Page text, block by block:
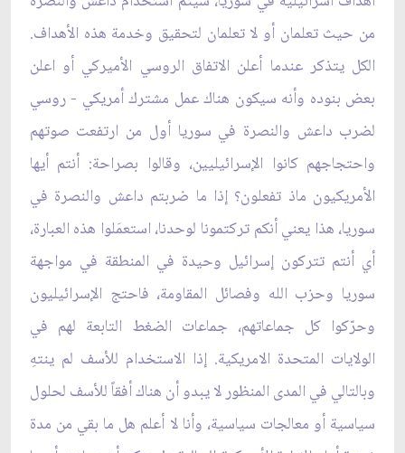
من حيث تعلمان أو لا تعلمان لتحقيق وخدمة هذه الأهداف.
الكل يتذكر عندما أعلن الاتفاق الروسي الأميركي أو اعلن
بعض بنوده وأنه سيكون هناك عمل مشترك أمريكي - روسي
لضرب داعش والنصرة في سوريا أول من ارتفعت صوتهم
واحتجاجهم كانوا الإسرائيليين، وقالوا بصراحة: أنتم أيها
الأمريكيون ماذ تفعلون؟ إذا ما ضربتم داعش والنصرة في
سوريا، هذا يعني أنكم تركتمونا لوحدنا، استعمَلوا هذه العبارة،
أي أنتم تتركون إسرائيل وحيدة في المنطقة في مواجهة
سوريا وحزب الله وفصائل المقاومة، فاحتج الإسرائيليون
وحرّكوا كل جماعاتهم، جماعات الضغط التابعة لهم في
الولايات المتحدة الامريكية. إذا الاستخدام للأسف لم ينتهِ
وبالتالي في المدى المنظور لا يبدو أن هناك أفقاً للأسف لحلول
سياسية أو معالجات سياسية، وأنا لا أعلم هل ما بقي من مدة